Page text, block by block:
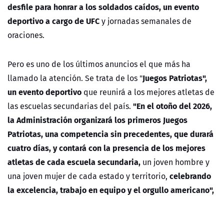
desfile para honrar a los soldados caídos, un evento
deportivo a cargo de UFCy jornadas semanales de
oraciones.
Pero es uno de los últimos anuncios el que más ha
llamado la atención. Se trata de los "Juegos Patriotas",
un evento deportivo que reunirá a los mejores atletas de
las escuelas secundarias del país. "En el otoño del 2026,
la Administración organizará los primeros Juegos
Patriotas, una competencia sin precedentes, que durará
cuatro días, y contará con la presencia de los mejores
atletas de cada escuela secundaria, un joven hombre y
una joven mujer de cada estado y territorio, celebrando
la excelencia, trabajo en equipo y el orgullo americano",